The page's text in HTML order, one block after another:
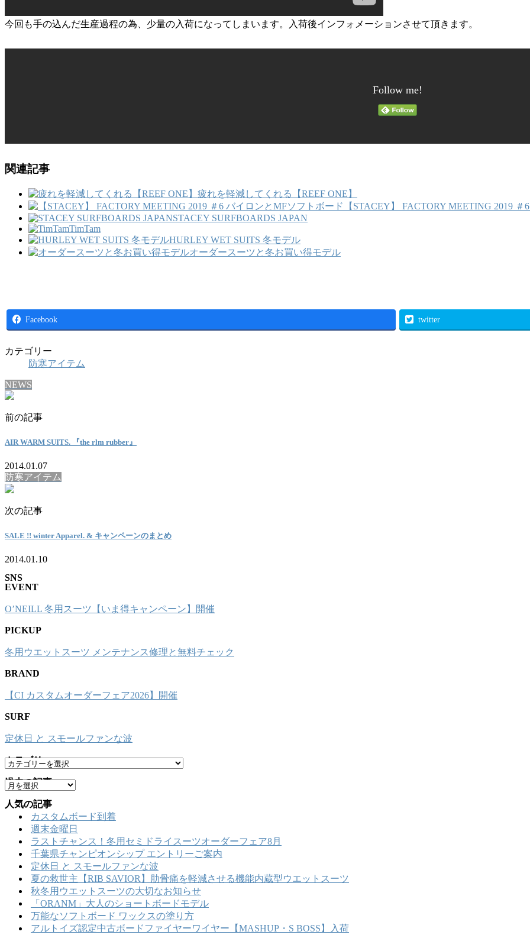
今回も手の込んだ生産過程の為、少量の入荷になってしまいます。入荷後インフォメーションさせて頂きます。
Follow me!
関連記事
疲れを軽減してくれる【REEF ONE】
【STACEY】 FACTORY MEETING 2019
STACEY SURFBOARDS JAPAN
TimTam
HURLEY WET SUITS 冬モデル
オーダースーツと冬お買い得モデル
Facebook twitter
カテゴリー
防寒アイテム
NEWS
前の記事
AIR WARM SUITS. 『the rlm rubber』
2014.01.07
防寒アイテム
次の記事
SALE !! winter Apparel. & キャンペーンのまとめ
2014.01.10
SNS
EVENT
O’NEILL 冬用スーツ【いま得キャンペーン】開催
PICKUP
冬用ウエットスーツ メンテナンス修理と無料チェック
BRAND
【CI カスタムオーダーフェア2026】開催
SURF
定休日 と スモールファンな波
カテゴリー
カ
テ
ゴ
リ
ー
過去の記事
ア
ー
カ
人気の記事
カスタムボード到着
週末金曜日
ラストチャンス！冬用セミドライスーツオーダーフェア8月
千葉県チャンピオンシップ エントリーご案内
定休日 と スモールファンな波
夏の救世主【RIB SAVIOR】肋骨痛を軽減させる機能内蔵型ウエットスーツ
秋冬用ウエットスーツの大切なお知らせ
「ORANM」大人のショートボードモデル
万能なソフトボード ワックスの塗り方
アルトイズ認定中古ボードファイヤーワイヤー【MASHUP・S BOSS】入荷